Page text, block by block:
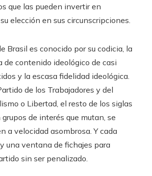
que las pueden invertir en
elección en sus circunscripciones.
Brasil es conocido por su codicia, la
de contenido ideológico de casi
y la escasa fidelidad ideológica.
de los Trabajadores y del
o Libertad, el resto de los siglas
de interés que mutan, se
a velocidad asombrosa. Y cada
una ventana de fichajes para
sin ser penalizado.